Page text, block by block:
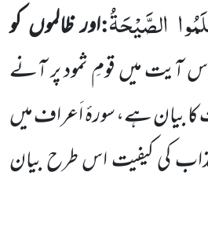
الصَّیْحَةُ:اور ظالموں کو
آیت میں قومِ ثمود پر آنے
بیان ہے، سورۂ اَعراف میں
کی کیفیت اس طرح بیان